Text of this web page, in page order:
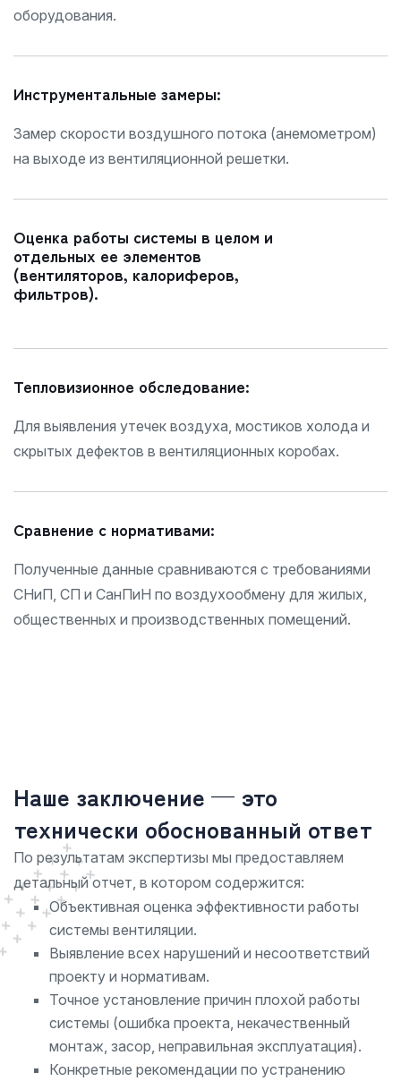
оборудования.
Инструментальные замеры:
Замер скорости воздушного потока (анемометром)
на выходе из вентиляционной решетки.
Оценка работы системы в целом и
отдельных ее элементов
(вентиляторов, калориферов,
фильтров).
Тепловизионное обследование:
Для выявления утечек воздуха, мостиков холода и
скрытых дефектов в вентиляционных коробах.
Сравнение с нормативами:
Полученные данные сравниваются с требованиями
СНиП, СП и СанПиН по воздухообмену для жилых,
общественных и производственных помещений.
Наше заключение — это
технически обоснованный ответ
По результатам экспертизы мы предоставляем
детальный отчет, в котором содержится:
Объективная оценка эффективности работы
системы вентиляции.
Выявление всех нарушений и несоответствий
проекту и нормативам.
Точное установление причин плохой работы
системы (ошибка проекта, некачественный
монтаж, засор, неправильная эксплуатация).
Конкретные рекомендации по устранению